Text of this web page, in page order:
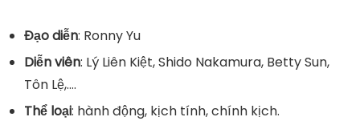
Đạo diễn: Ronny Yu
Diễn viên: Lý Liên Kiệt, Shido Nakamura, Betty Sun,
Tôn Lệ,….
Thể loại: hành động, kịch tính, chính kịch.